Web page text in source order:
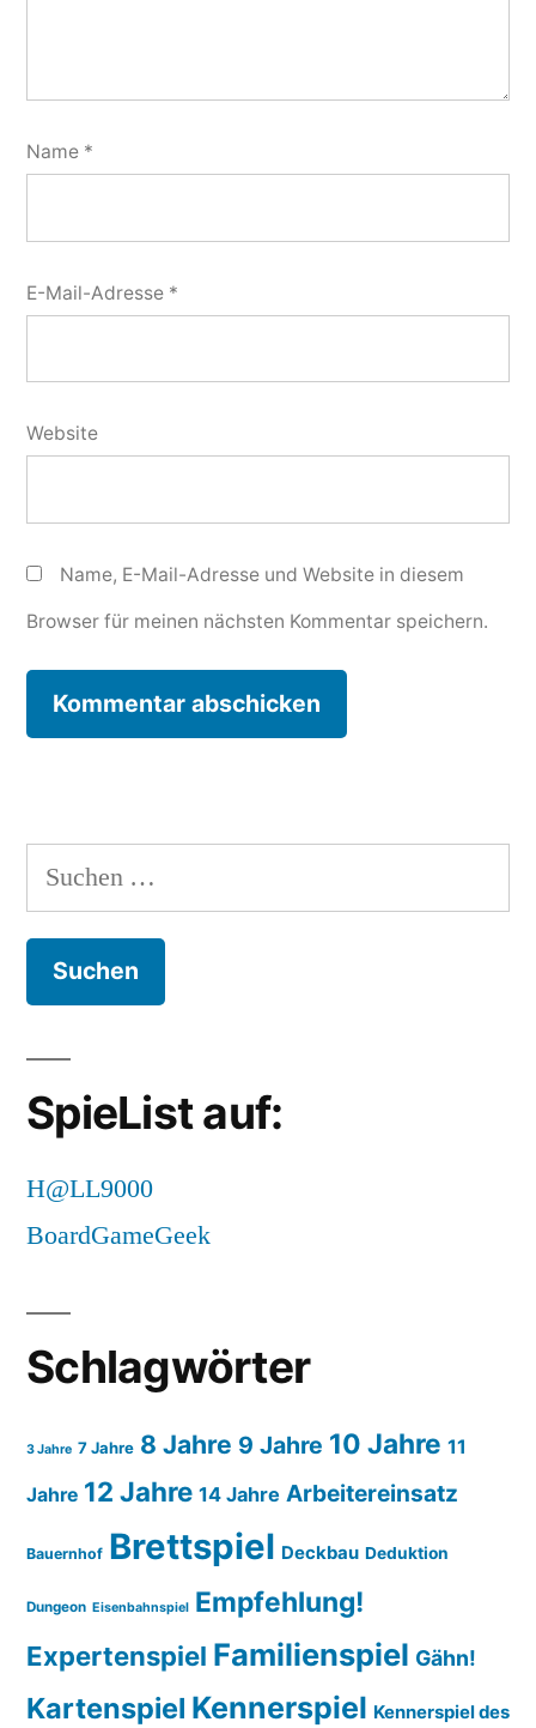
Name *
E-Mail-Adresse *
Website
Name, E-Mail-Adresse und Website in diesem
Browser für meinen nächsten Kommentar speichern.
Suchen
nach:
SpieList auf:
H@LL9000
BoardGameGeek
Schlagwörter
3 Jahre 7 Jahre 8 Jahre 9 Jahre 10 Jahre 11
Jahre 12 Jahre 14 Jahre Arbeitereinsatz
Bauernhof Brettspiel Deckbau Deduktion
Dungeon Eisenbahnspiel Empfehlung!
Expertenspiel Familienspiel Gähn!
Kartenspiel Kennerspiel Kennerspiel des